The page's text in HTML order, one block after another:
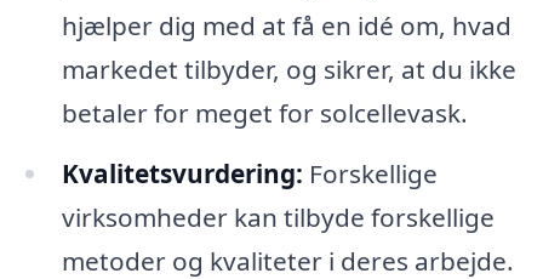
hjælper dig med at få en idé om, hvad
markedet tilbyder, og sikrer, at du ikke
betaler for meget for solcellevask.
Kvalitetsvurdering: Forskellige
virksomheder kan tilbyde forskellige
metoder og kvaliteter i deres arbejde.